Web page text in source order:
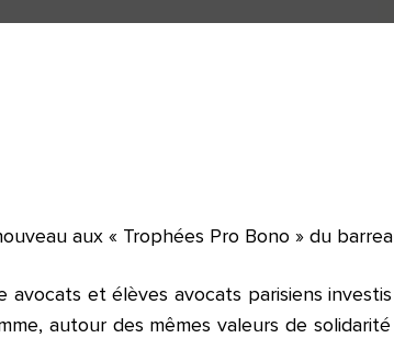
aux « Trophées Pro Bono » du
et élèves avocats parisiens
autour des mêmes valeurs de